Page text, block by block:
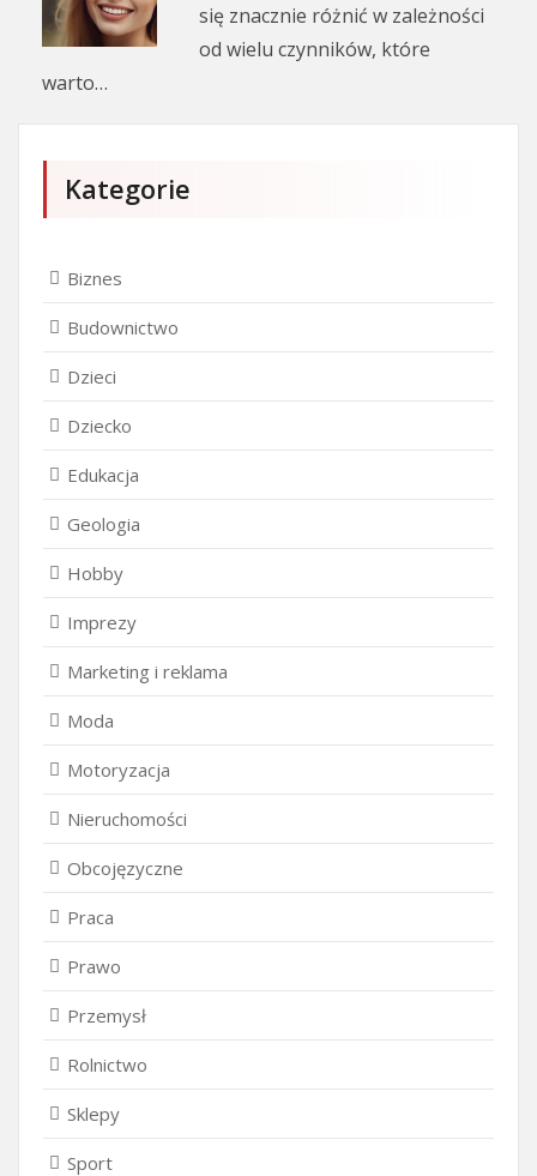
się znacznie różnić w zależności
od wielu czynników, które
warto…
Kategorie
Biznes
Budownictwo
Dzieci
Dziecko
Edukacja
Geologia
Hobby
Imprezy
Marketing i reklama
Moda
Motoryzacja
Nieruchomości
Obcojęzyczne
Praca
Prawo
Przemysł
Rolnictwo
Sklepy
Sport